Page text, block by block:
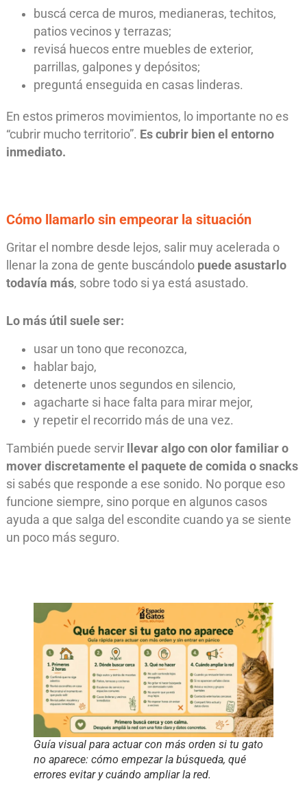
buscá cerca de muros, medianeras, techitos,
patios vecinos y terrazas;
revisá huecos entre muebles de exterior,
parrillas, galpones y depósitos;
preguntá enseguida en casas linderas.
En estos primeros movimientos, lo importante no es
“cubrir mucho territorio”. Es cubrir bien el entorno
inmediato.
Cómo llamarlo sin empeorar la situación
Gritar el nombre desde lejos, salir muy acelerada o
llenar la zona de gente buscándolopuede asustarlo
todavía más, sobre todo si ya está asustado.
Lo más útil suele ser:
usar un tono que reconozca,
hablar bajo,
detenerte unos segundos en silencio,
agacharte si hace falta para mirar mejor,
y repetir el recorrido más de una vez.
También puede servir
llevar algo con olor familiar o
mover discretamente el paquete de comida o snacks
si sabés que responde a ese sonido. No porque eso
funcione siempre, sino porque en algunos casos
ayuda a que salga del escondite cuando ya se siente
un poco más seguro.
Guía visual para actuar con más orden si tu gato
no aparece: cómo empezar la búsqueda, qué
errores evitar y cuándo ampliar la red.